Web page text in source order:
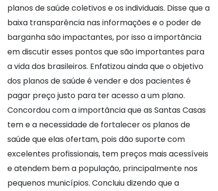
planos de saúde coletivos e os individuais. Disse que a
baixa transparência nas informações e o poder de
barganha são impactantes, por isso a importância
em discutir esses pontos que são importantes para
a vida dos brasileiros. Enfatizou ainda que o objetivo
dos planos de saúde é vender e dos pacientes é
pagar preço justo para ter acesso a um plano.
Concordou com a importância que as Santas Casas
tem e a necessidade de fortalecer os planos de
saúde que elas ofertam, pois dão suporte com
excelentes profissionais, tem preços mais acessíveis
e atendem bem a população, principalmente nos
pequenos municípios. Concluiu dizendo que a